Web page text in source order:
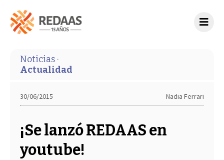
Noticias ·
Actualidad
30/06/2015 Nadia Ferrari
¡Se lanzó REDAAS en
youtube!